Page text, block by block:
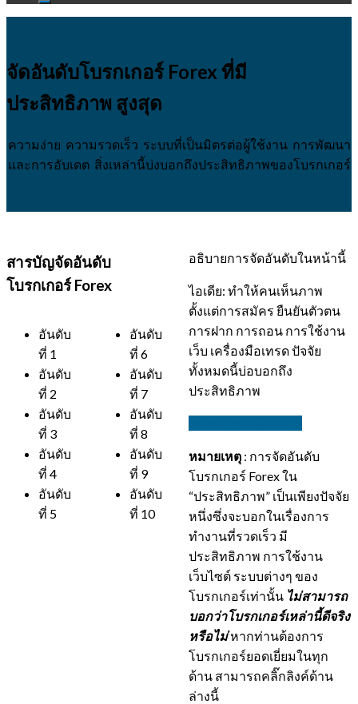
จัดอันดับโบรกเกอร์ Forex ที่มี
ประสิทธิภาพ สูงสุด
ความง่าย ความรวดเร็ว ระบบที่เป็นมิตรต่อผู้ใช้งาน การพัฒนา
และการอับเดต สิ่งเหล่านี้บ่งบอกถึงประสิทธิภาพของโบรกเกอร์
สารบัญจัดอันดับ
โบรกเกอร์ Forex
อันดับ
ที่ 1
อันดับ
ที่ 2
อันดับ
ที่ 3
อันดับ
ที่ 4
อันดับ
ที่ 5
อันดับ
ที่ 6
อันดับ
ที่ 7
อันดับ
ที่ 8
อันดับ
ที่ 9
อันดับ
ที่ 10
อธิบายการจัดอันดับในหน้านี้
ไอเดีย: ทำให้คนเห็นภาพ
ตั้งแต่การสมัคร ยืนยันตัวตน
การฝาก การถอน การใช้งาน
เว็บ เครื่องมือเทรด ปัจจัย
ทั้งหมดนี้บ่อบอกถึง
ประสิทธิภาพ
หมายเหตุ : การจัดอันดับ
โบรกเกอร์ Forex ใน
“ประสิทธิภาพ” เป็นเพียงปัจจัย
หนึ่งซึ่งจะบอกในเรื่องการ
ทำงานที่รวดเร็ว มี
ประสิทธิภาพ การใช้งาน
เว็บไซต์ ระบบต่างๆ ของ
โบรกเกอร์เท่านั้น ไม่สามารถ
บอกว่าโบรกเกอร์เหล่านี้ดีจริง
หรือไม่หากท่านต้องการ
โบรกเกอร์ยอดเยี่ยมในทุก
ด้าน สามารถคลิ๊กลิงค์ด้าน
ล่างนี้